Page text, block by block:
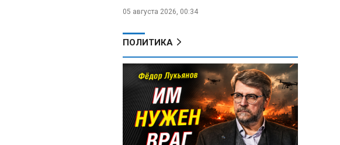
развития
Минобороны РФ:
Рыжевка
Строительство крупнейшего
логцентра Wildberries в
Беларуси идет с опережением
графика
05 августа 2026, 00:34
ПОЛИТИКА